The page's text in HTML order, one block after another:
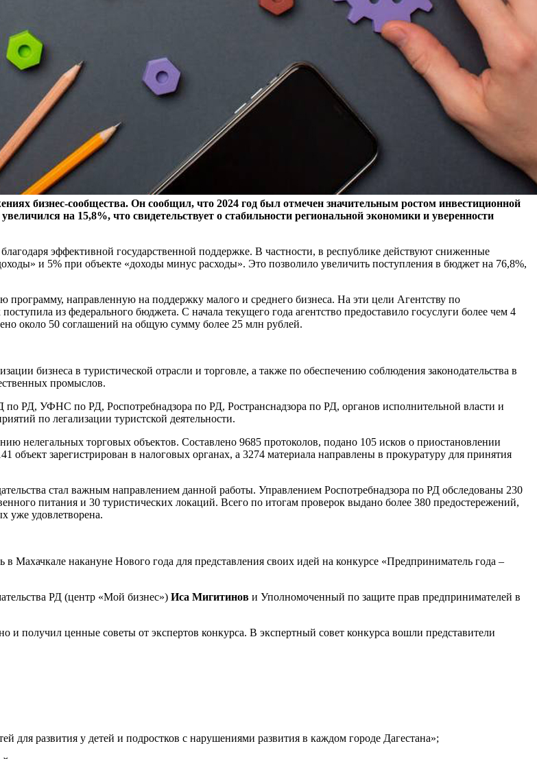
бизнес-сообщества. Он сообщил, что 2024 год был отмечен значительным ростом инвестиционной
на 15,8%, что свидетельствует о стабильности региональной экономики и уверенности
эффективной государственной поддержке. В частности, в республике действуют сниженные
и 5% при объекте «доходы минус расходы». Это позволило увеличить поступления в бюджет на 76,8%,
программу, направленную на поддержку малого и среднего бизнеса. На эти цели Агентству по
из федерального бюджета. С начала текущего года агентство предоставило госуслуги более чем 4
около 50 соглашений на общую сумму более 25 млн рублей.
бизнеса в туристической отрасли и торговле, а также по обеспечению соблюдения законодательства в
промыслов.
РД, УФНС по РД, Роспотребнадзора по РД, Ространснадзора по РД, органов исполнительной власти и
по легализации туристской деятельности.
нелегальных торговых объектов. Составлено 9685 протоколов, подано 105 исков о приостановлении
объект зарегистрирован в налоговых органах, а 3274 материала направлены в прокуратуру для принятия
стал важным направлением данной работы. Управлением Роспотребнадзора по РД обследованы 230
питания и 30 туристических локаций. Всего по итогам проверок выдано более 380 предостережений,
уже удовлетворена.
Махачкале накануне Нового года для представления своих идей на конкурсе «Предприниматель года –
РД (центр «Мой бизнес») Иса Мигитинов и Уполномоченный по защите прав предпринимателей в
и получил ценные советы от экспертов конкурса. В экспертный совет конкурса вошли представители
развития у детей и подростков с нарушениями развития в каждом городе Дагестана»;